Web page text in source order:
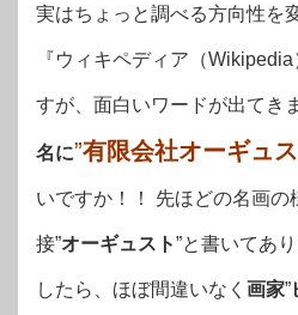
実はちょっと調べる方向性を
『ウィキペディア（
すが、面白いワードが出てき
名に”有限会社オーギュ
いですか！！ 先ほどの名画の
接”オーギュスト”と書いてあ
したら、ほぼ間違いなく 画家”